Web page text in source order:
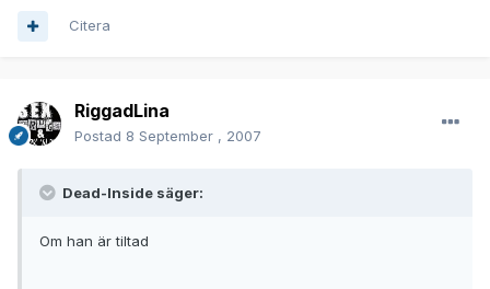
Citera
RiggadLina
Postad 8 September , 2007
Dead-Inside säger:
Om han är tiltad